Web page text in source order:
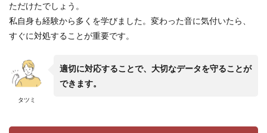
ただけたでしょう。
私自身も経験から多くを学びました。変わった音に気付いたら、
すぐに対処することが重要です。
タツミ
適切に対応することで、大切なデータを守ることが
できます。